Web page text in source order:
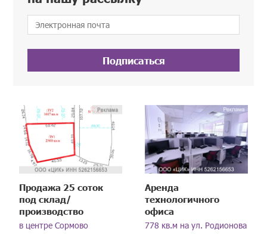
Подписаться
Продажа 25 соток
под склад/
производство
в центре Сормово
Аренда
технологичного
офиса
778 кв.м на ул. Родионова